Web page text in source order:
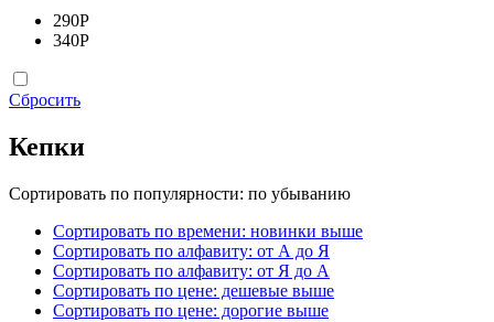
290Р
340Р
Сбросить
Кепки
Сортировать по популярности: по убыванию
Сортировать по времени: новинки выше
Сортировать по алфавиту: от А до Я
Сортировать по алфавиту: от Я до А
Сортировать по цене: дешевые выше
Сортировать по цене: дорогие выше